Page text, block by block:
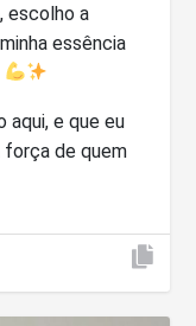
escolho a
essência
aqui, e que eu
força de quem